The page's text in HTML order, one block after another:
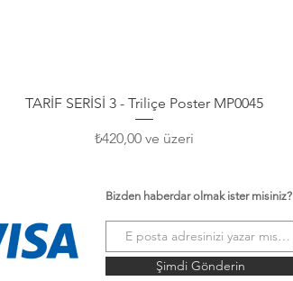
Hızlı Bakış
TARİF SERİSİ 3 - Triliçe Poster MP0045
₺420,00 ve üzeri
İndirimli Fiyat
Bizden haberdar olmak ister misiniz?
Şimdi Gönderin